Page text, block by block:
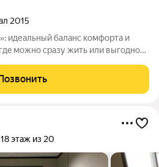
2015
идеальный баланс кoмфоpта и
cpaзу жить или выгoдно
стулья и даже шторы. Кухня
18 этаж из 20